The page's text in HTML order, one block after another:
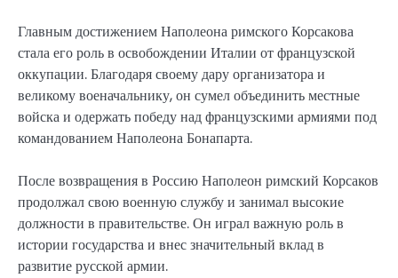
Главным достижением Наполеона римского Корсакова
стала его роль в освобождении Италии от французской
оккупации. Благодаря своему дару организатора и
великому военачальнику, он сумел объединить местные
войска и одержать победу над французскими армиями под
командованием Наполеона Бонапарта.
После возвращения в Россию Наполеон римский Корсаков
продолжал свою военную службу и занимал высокие
должности в правительстве. Он играл важную роль в
истории государства и внес значительный вклад в
развитие русской армии.